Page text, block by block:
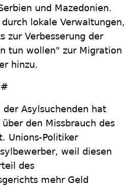
und Mazedonien.
lokale Verwaltungen,
zur Verbesserung der
tun wollen" zur Migration
hinzu.
Asylsuchenden hat
den Missbrauch des
Unions-Politiker
weil diesen
des
mehr Geld